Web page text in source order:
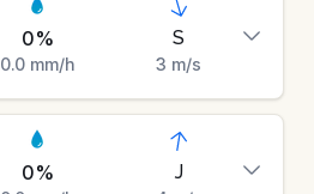
0%
0.0mm/h
S
3 m/s
0% J